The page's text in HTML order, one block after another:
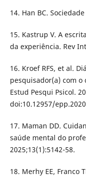
14. Han BC.
15. Kastrup V. A
da experiência. Rev
16. Kroef RFS, et al.
pesquisador(a) com
Estud Pesqui Psicol.
doi:10.12957/
17. Maman DD.
saúde mental do
2025;13(1):5142-58.
18. Merhy EE, Franco